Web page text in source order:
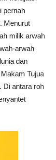
pernah
Menurut
milik arwah
arwah
dan
Tujua
Di antara roh